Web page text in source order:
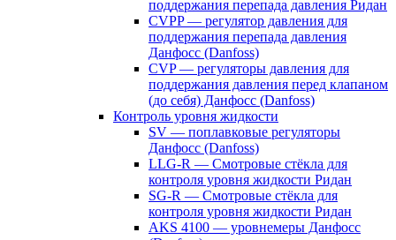
поддержания перепада давления Ридан
CVPP — регулятор давления для
поддержания перепада давления
Данфосс (Danfoss)
CVP — регуляторы давления для
поддержания давления перед клапаном
(до себя) Данфосс (Danfoss)
Контроль уровня жидкости
SV — поплавковые регуляторы
Данфосс (Danfoss)
LLG-R — Смотровые стёкла для
контроля уровня жидкости Ридан
SG-R — Смотровые стёкла для
контроля уровня жидкости Ридан
AKS 4100 — уровнемеры Данфосс